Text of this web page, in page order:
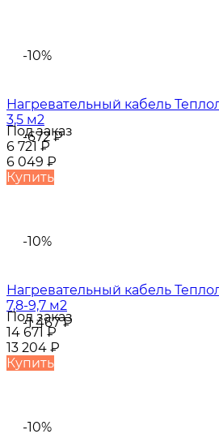
-10%
-672₽
Нагревательный кабель
3,5 м2
Под заказ
6 721₽
6 049 ₽
Купить
-10%
-1 467₽
Нагревательный кабель
7,8-9,7 м2
Под заказ
14 671 ₽
13 204 ₽
Купить
-10%